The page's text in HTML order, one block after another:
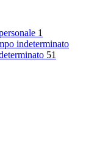
1
indeterminato
51